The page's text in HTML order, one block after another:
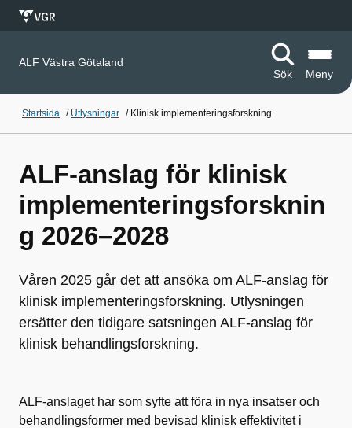
ALF Västra Götaland
Sök
Meny
Startsida / Utlysningar / Klinisk implementeringsforskning
ALF-anslag för klinisk
implementeringsforsknin
g 2026–2028
Våren 2025 går det att ansöka om ALF-anslag för
klinisk implementeringsforskning. Utlysningen
ersätter den tidigare satsningen ALF-anslag för
klinisk behandlingsforskning.
ALF-anslaget har som syfte att föra in nya insatser och
behandlingsformer med bevisad klinisk effektivitet i